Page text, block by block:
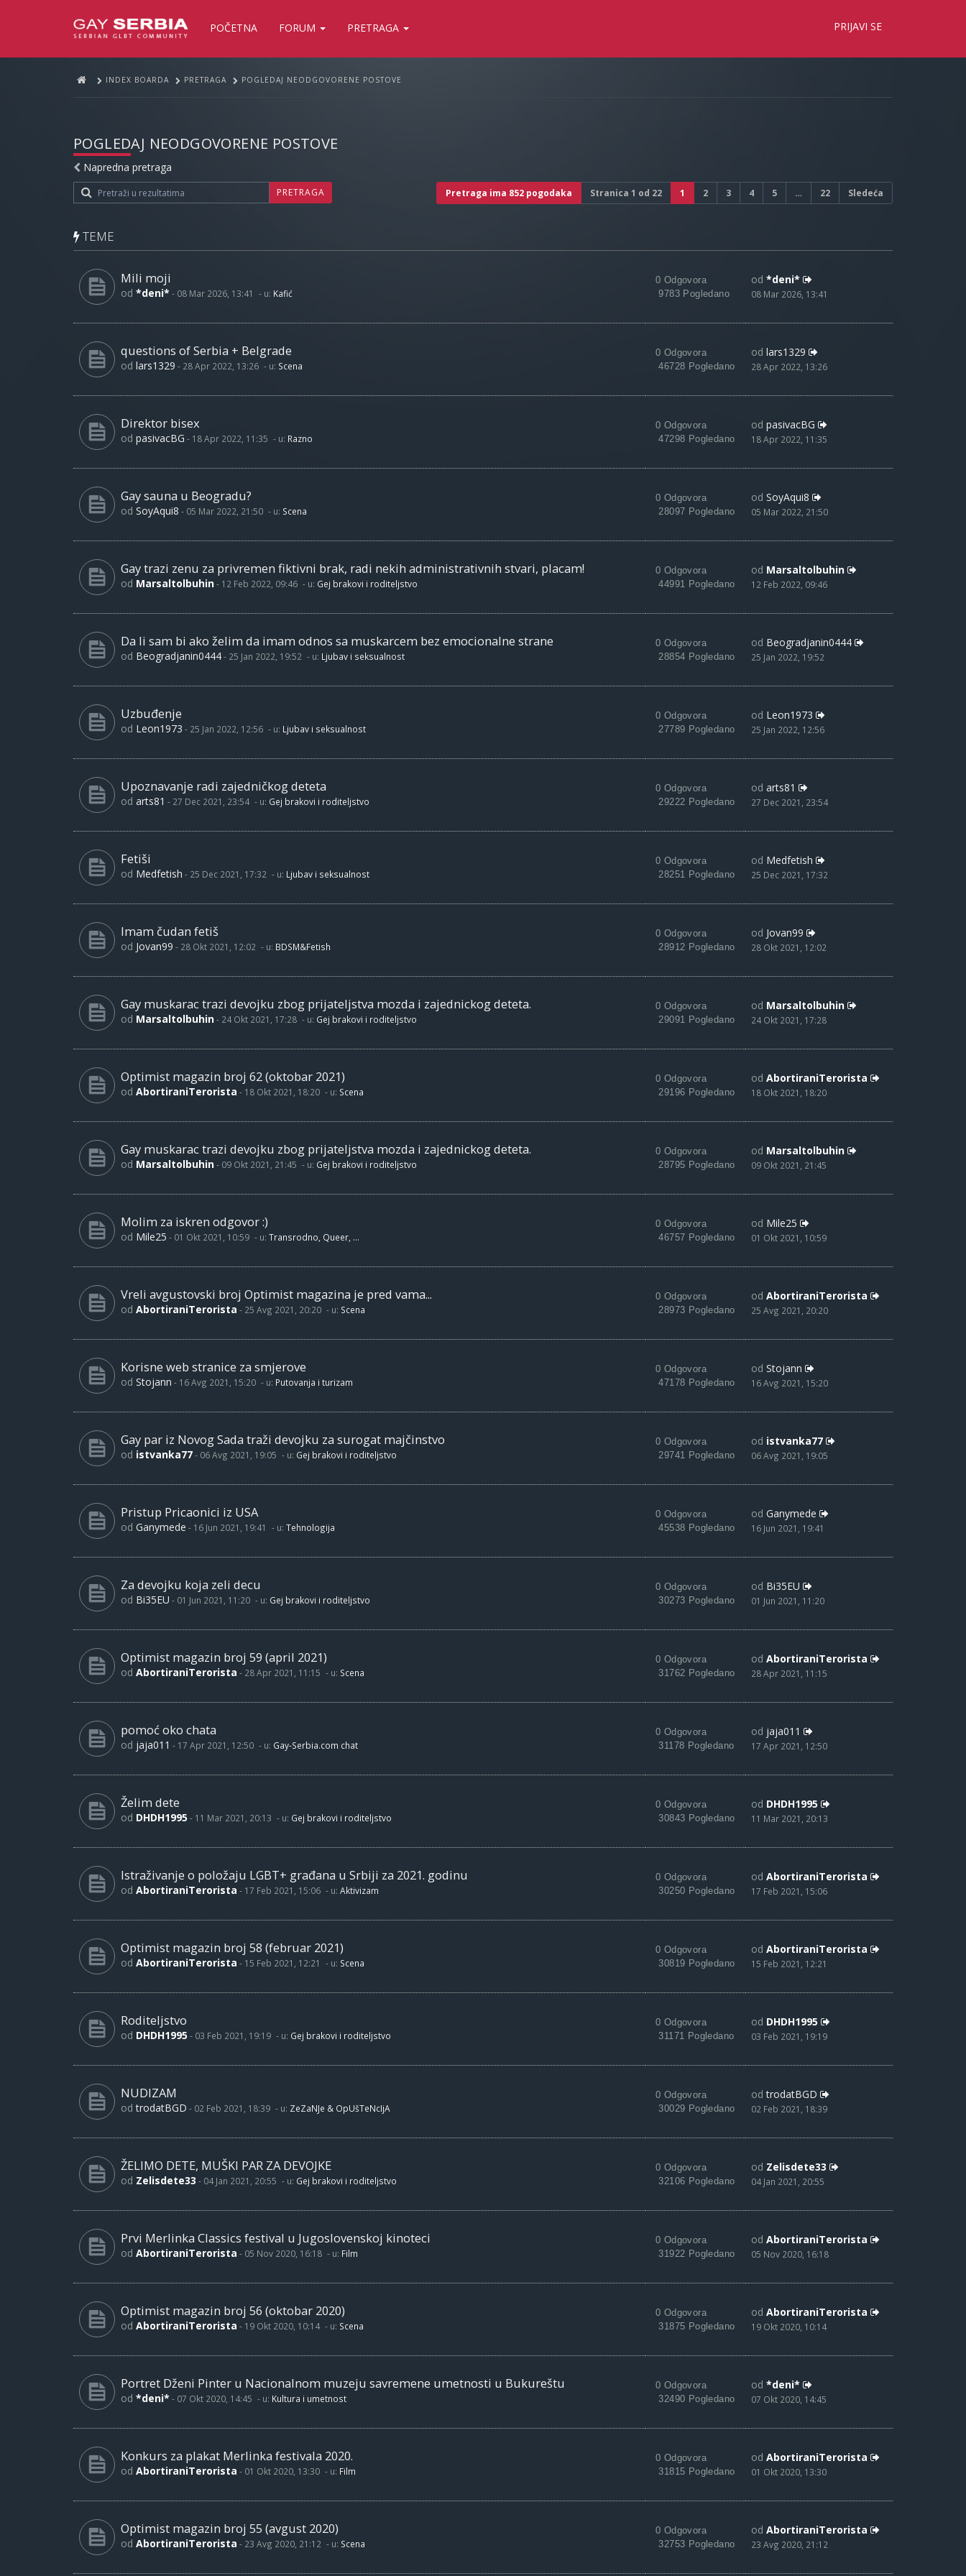
POČETNA FORUM PRETRAGA PRIJAVI SE
INDEX BOARDA PRETRAGA POGLEDAJ NEODGOVORENE POSTOVE
POGLEDAJ NEODGOVORENE POSTOVE
Napredna pretraga
PRETRAGA Pretraga ima 852 pogodaka Stranica 1 od 22 1 2 3 4 5 … 22 Sledeća
TEME
Mili moji
od *deni* - 08 Mar 2026, 13:41 - u: Kafić
0 Odgovora
9783 Pogledano
od *deni*
08 Mar 2026, 13:41
questions of Serbia + Belgrade
od lars1329 - 28 Apr 2022, 13:26 - u: Scena
0 Odgovora
46728 Pogledano
od lars1329
28 Apr 2022, 13:26
Direktor bisex
od pasivacBG - 18 Apr 2022, 11:35 - u: Razno
0 Odgovora
47298 Pogledano
od pasivacBG
18 Apr 2022, 11:35
Gay sauna u Beogradu?
od SoyAqui8 - 05 Mar 2022, 21:50 - u: Scena
0 Odgovora
28097 Pogledano
od SoyAqui8
05 Mar 2022, 21:50
Gay trazi zenu za privremen fiktivni brak, radi nekih administrativnih stvari, placam!
od Marsaltolbuhin- 12 Feb 2022, 09:46 - u: Gej brakovi i roditeljstvo
0 Odgovora
44991 Pogledano
od Marsaltolbuhin
12 Feb 2022, 09:46
Da li sam bi ako želim da imam odnos sa muskarcem bez emocionalne strane
od Beogradjanin0444- 25 Jan 2022, 19:52 - u: Ljubav i seksualnost
0 Odgovora
28854 Pogledano
od Beogradjanin0444
25 Jan 2022, 19:52
Uzbuđenje
od Leon1973 - 25 Jan 2022, 12:56 - u: Ljubav i seksualnost
0 Odgovora
27789 Pogledano
od Leon1973
25 Jan 2022, 12:56
Upoznavanje radi zajedničkog deteta
od arts81 - 27 Dec 2021, 23:54 - u: Gej brakovi i roditeljstvo
0 Odgovora
29222 Pogledano
od arts81
27 Dec 2021, 23:54
Fetiši
od Medfetish - 25 Dec 2021, 17:32 - u: Ljubav i seksualnost
0 Odgovora
28251 Pogledano
od Medfetish
25 Dec 2021, 17:32
Imam čudan fetiš
od Jovan99 - 28 Okt 2021, 12:02 - u: BDSM&Fetish
0 Odgovora
28912 Pogledano
od Jovan99
28 Okt 2021, 12:02
Gay muskarac trazi devojku zbog prijateljstva mozda i zajednickog deteta.
od Marsaltolbuhin- 24 Okt 2021, 17:28 - u: Gej brakovi i roditeljstvo
0 Odgovora
29091 Pogledano
od Marsaltolbuhin
24 Okt 2021, 17:28
Optimist magazin broj 62 (oktobar 2021)
od AbortiraniTerorista - 18 Okt 2021, 18:20 - u: Scena
0 Odgovora
29196 Pogledano
od AbortiraniTerorista
18 Okt 2021, 18:20
Gay muskarac trazi devojku zbog prijateljstva mozda i zajednickog deteta.
od Marsaltolbuhin- 09 Okt 2021, 21:45 - u: Gej brakovi i roditeljstvo
0 Odgovora
28795 Pogledano
od Marsaltolbuhin
09 Okt 2021, 21:45
Molim za iskren odgovor :)
od Mile25 - 01 Okt 2021, 10:59 - u: Transrodno, Queer, ...
0 Odgovora
46757 Pogledano
od Mile25
01 Okt 2021, 10:59
Vreli avgustovski broj Optimist magazina je pred vama...
od AbortiraniTerorista - 25 Avg 2021, 20:20 - u: Scena
0 Odgovora
28973 Pogledano
od AbortiraniTerorista
25 Avg 2021, 20:20
Korisne web stranice za smjerove
od Stojann - 16 Avg 2021, 15:20 - u: Putovanja i turizam
0 Odgovora
47178 Pogledano
od Stojann
16 Avg 2021, 15:20
Gay par iz Novog Sada traži devojku za surogat majčinstvo
od istvanka77- 06 Avg 2021, 19:05 - u: Gej brakovi i roditeljstvo
0 Odgovora
29741 Pogledano
od istvanka77
06 Avg 2021, 19:05
Pristup Pricaonici iz USA
od Ganymede - 16 Jun 2021, 19:41 - u: Tehnologija
0 Odgovora
45538 Pogledano
od Ganymede
16 Jun 2021, 19:41
Za devojku koja zeli decu
od Bi35EU - 01 Jun 2021, 11:20 - u: Gej brakovi i roditeljstvo
0 Odgovora
30273 Pogledano
od Bi35EU
01 Jun 2021, 11:20
Optimist magazin broj 59 (april 2021)
od AbortiraniTerorista - 28 Apr 2021, 11:15 - u: Scena
0 Odgovora
31762 Pogledano
od AbortiraniTerorista
28 Apr 2021, 11:15
pomoć oko chata
od jaja011 - 17 Apr 2021, 12:50 - u: Gay-Serbia.com chat
0 Odgovora
31178 Pogledano
od jaja011
17 Apr 2021, 12:50
Želim dete
od DHDH1995 - 11 Mar 2021, 20:13 - u: Gej brakovi i roditeljstvo
0 Odgovora
30843 Pogledano
od DHDH1995
11 Mar 2021, 20:13
Istraživanje o položaju LGBT+ građana u Srbiji za 2021. godinu
od AbortiraniTerorista - 17 Feb 2021, 15:06 - u: Aktivizam
0 Odgovora
30250 Pogledano
od AbortiraniTerorista
17 Feb 2021, 15:06
Optimist magazin broj 58 (februar 2021)
od AbortiraniTerorista - 15 Feb 2021, 12:21 - u: Scena
0 Odgovora
30819 Pogledano
od AbortiraniTerorista
15 Feb 2021, 12:21
Roditeljstvo
od DHDH1995 - 03 Feb 2021, 19:19 - u: Gej brakovi i roditeljstvo
0 Odgovora
31171 Pogledano
od DHDH1995
03 Feb 2021, 19:19
NUDIZAM
odtrodatBGD - 02 Feb 2021, 18:39 - u: ZeZaNJe & OpUšTeNcIjA
0 Odgovora
30029 Pogledano
odtrodatBGD
02 Feb 2021, 18:39
ŽELIMO DETE, MUŠKI PAR ZA DEVOJKE
od Zelisdete33 - 04 Jan 2021, 20:55 - u: Gej brakovi i roditeljstvo
0 Odgovora
32106 Pogledano
od Zelisdete33
04 Jan 2021, 20:55
Prvi Merlinka Classics festival u Jugoslovenskoj kinoteci
od AbortiraniTerorista - 05 Nov 2020, 16:18 - u: Film
0 Odgovora
31922 Pogledano
od AbortiraniTerorista
05 Nov 2020, 16:18
Optimist magazin broj 56 (oktobar 2020)
od AbortiraniTerorista - 19 Okt 2020, 10:14 - u: Scena
0 Odgovora
31875 Pogledano
od AbortiraniTerorista
19 Okt 2020, 10:14
Portret Dženi Pinter u Nacionalnom muzeju savremene umetnosti u Bukureštu
od *deni* - 07 Okt 2020, 14:45 - u: Kultura i umetnost
0 Odgovora
32490 Pogledano
od *deni*
07 Okt 2020, 14:45
Konkurs za plakat Merlinka festivala 2020.
od AbortiraniTerorista - 01 Okt 2020, 13:30 - u: Film
0 Odgovora
31815 Pogledano
od AbortiraniTerorista
01 Okt 2020, 13:30
Optimist magazin broj 55 (avgust 2020)
od AbortiraniTerorista - 23 Avg 2020, 21:12 - u: Scena
0 Odgovora
32753 Pogledano
od AbortiraniTerorista
23 Avg 2020, 21:12